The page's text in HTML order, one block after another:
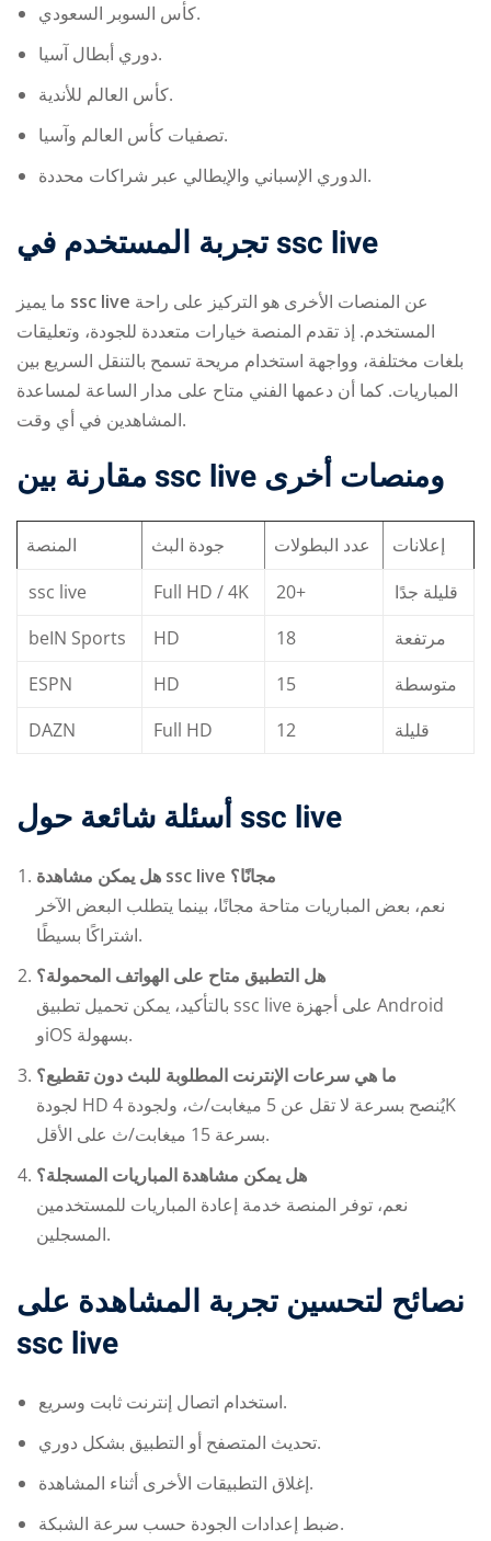
كأس السوبر السعودي.
دوري أبطال آسيا.
كأس العالم للأندية.
تصفيات كأس العالم وآسيا.
الدوري الإسباني والإيطالي عبر شراكات محددة.
تجربة المستخدم في ssc live
ssc live
المستخدم. إذ تقدم المنصة خيارات متعددة للجودة، وتعليقات
بلغات مختلفة، وواجهة استخدام مريحة تسمح بالتنقل السريع بين
المباريات. كما أن دعمها الفني متاح على مدار الساعة لمساعدة
المشاهدين في أي وقت.
مقارنة بين ssc live ومنصات أخرى
المنصة جودة البث عدد البطولات
إعلانات
ssc live
Full HD / 4K 20+
قليلة جدًا
beIN Sports
HD 18
مرتفعة
ESPN
HD 15
متوسطة
DAZN
Full HD 12 قليلة
أسئلة شائعة حول ssc live
هل يمكن مشاهدة ssc live مجانًا؟
نعم، بعض المباريات متاحة مجانًا، بينما يتطلب البعض الآخر
اشتراكًا بسيطًا.
هل التطبيق متاح على الهواتف المحمولة؟
بالتأكيد، يمكن تحميل تطبيق ssc live على أجهزة Android
وiOS بسهولة.
ما هي سرعات الإنترنت المطلوبة للبث دون تقطيع؟
لجودة HD يُنصح بسرعة لا تقل عن 5 ميغابت/ث، ولجودة 4K
بسرعة 15 ميغابت/ث على الأقل.
هل يمكن مشاهدة المباريات المسجلة؟
نعم، توفر المنصة خدمة إعادة المباريات للمستخدمين
المسجلين.
نصائح لتحسين تجربة المشاهدة على
ssc live
استخدام اتصال إنترنت ثابت وسريع.
تحديث المتصفح أو التطبيق بشكل دوري.
إغلاق التطبيقات الأخرى أثناء المشاهدة.
ضبط إعدادات الجودة حسب سرعة الشبكة.